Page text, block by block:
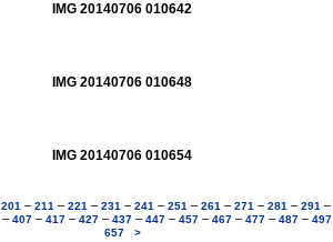
IMG 20140706 010642
IMG 20140706 010648
IMG 20140706 010654
201 – 211 – 221 – 231 – 241 – 251 – 261 – 271 – 281 – 291 –
– 407 – 417 – 427 – 437 – 447 – 457 – 467 – 477 – 487 – 497
657 >